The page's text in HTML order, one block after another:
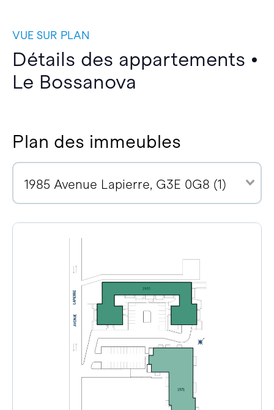
VUE SUR PLAN
Détails des appartements •
Le Bossanova
Plan des immeubles
1985 Avenue Lapierre, G3E 0G8 (1)